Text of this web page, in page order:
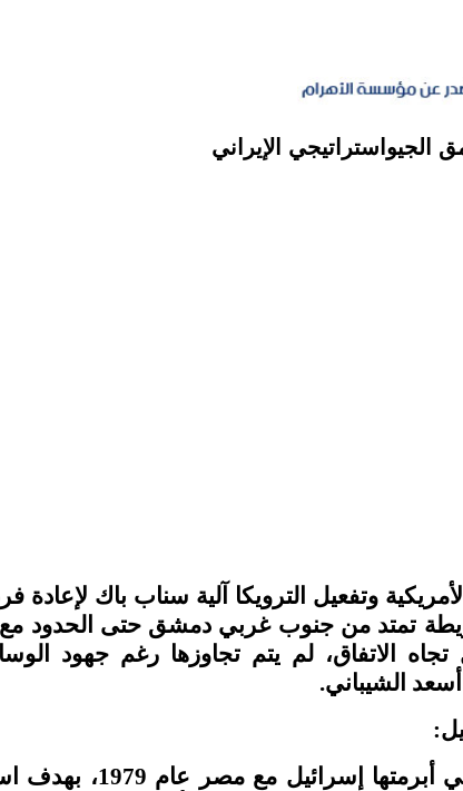
الجيواستراتيجي الإيراني
وتفعيل الترويكا آلية سناب باك
تمتد من جنوب غربي دمشق حتى الحدود مع
الاتفاق، لم يتم تجاوزها رغم جهود
الشيباني.
يستند المقترح